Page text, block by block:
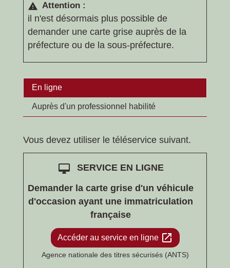
warning Attention :
il n'est désormais plus possible de
demander une carte grise auprès de la
préfecture ou de la sous-préfecture.
En ligne
Auprès d'un professionnel habilité
Vous devez utiliser le téléservice suivant.
desktop_mac
SERVICE EN LIGNE
Demander la carte grise d'un véhicule
d'occasion ayant une immatriculation
française
Accéder au service en ligne open_in_new
Agence nationale des titres sécurisés (ANTS)